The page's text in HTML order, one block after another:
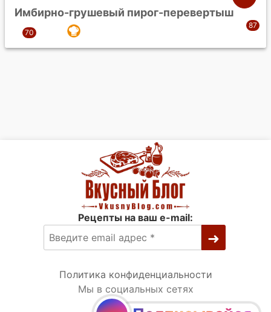
Имбирно-грушевый пирог-перевертыш
Рецепты на ваш e-mail:
Политика конфиденциальности
Мы в социальных сетях